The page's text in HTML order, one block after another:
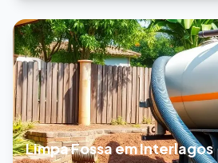
Limpa Fossa em Interlagos